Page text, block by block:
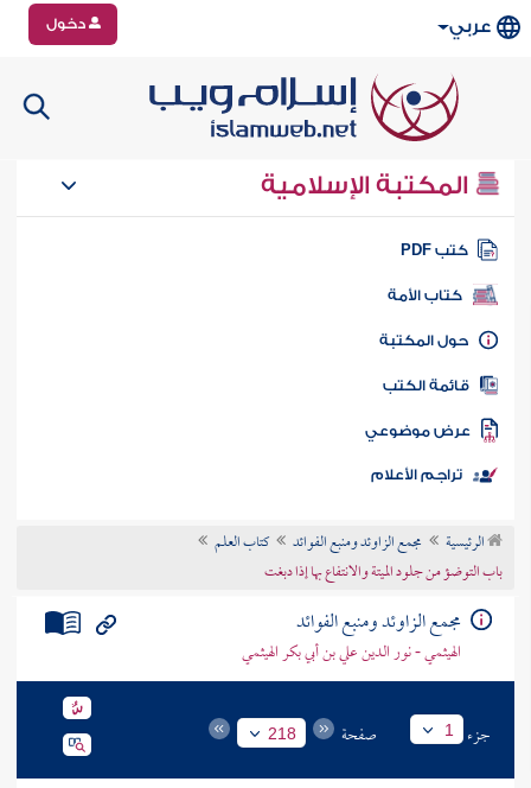
عربي دخول
المكتبة الإسلامية
كتب PDF
كتاب الأمة
المكتبة
الكتب
موضوعي
تراجم الأعلام
الرئيسية مجمع الزاوئد ومنبع الفوائد
كتاب العلم
باب التوضؤ من جلود الميتة والانتفاع بها إذا دبغت
مجمع الزاوئد ومنبع الفوائد
الهيثمي - نور الدين علي بن أبي بكر الهيثمي
جزء 1 صفحة 218